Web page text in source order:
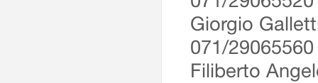
Giorgio
071/
Filiberto